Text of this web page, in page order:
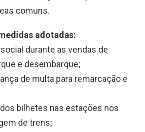
comuns.
adotadas:
durante as vendas de
e desembarque;
de multa para remarcação e
bilhetes nas estações nos
de trens;